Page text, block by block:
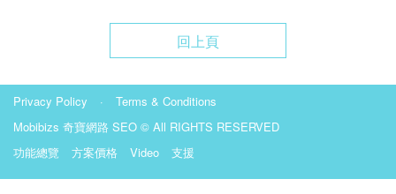
回上頁
Privacy Policy ·
Terms & Conditions
Mobibizs 奇寶網路 SEO © All RIGHTS RESERVED
功能總覽
方案價格 Video 支援